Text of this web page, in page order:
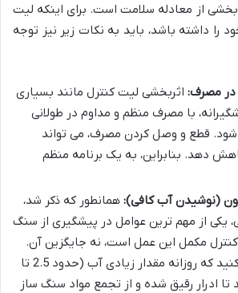
از معادله سلامت است. برای اینکه لیت
را داشته باشد، باید به نکات زیر نیز توجه
مصرف: اثربخشی لیت کنترل مانند بسیاری
با مصرف منظم و مداوم در طولانی
قطع و وصل کردن مصرف، می تواند
دهد. بنابراین، به یک برنامه منظم
(نوشیدن آب کافی): همانطور که ذکر شد،
یکی از مهم ترین عوامل در پیشگیری از سنگ
مکمل این عمل است، نه جایگزین آن.
اطمینان حاصل کنید که روزانه مقدار زیادی آب (حدود 2.5 تا
تا ادرار رقیق شده و از تجمع مواد سنگ ساز